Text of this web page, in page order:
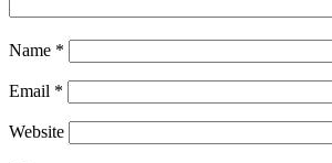
Name *
Email *
Website